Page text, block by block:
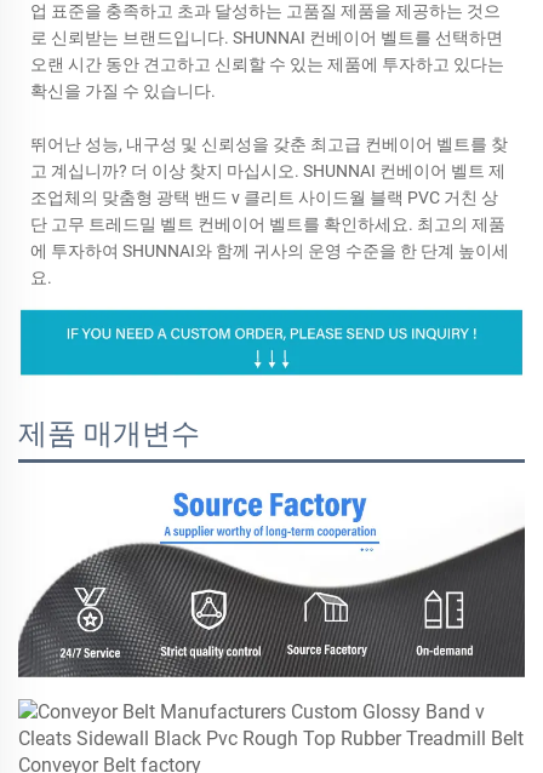
업 표준을 충족하고 초과 달성하는 고품질 제품을 제공하는 것으
로 신뢰받는 브랜드입니다. SHUNNAI 컨베이어 벨트를 선택하면
오랜 시간 동안 견고하고 신뢰할 수 있는 제품에 투자하고 있다는
확신을 가질 수 있습니다.
뛰어난 성능, 내구성 및 신뢰성을 갖춘 최고급 컨베이어 벨트를 찾
고 계십니까? 더 이상 찾지 마십시오. SHUNNAI 컨베이어 벨트 제
조업체의 맞춤형 광택 밴드 v 클리트 사이드월 블랙 PVC 거친 상
단 고무 트레드밀 벨트 컨베이어 벨트를 확인하세요. 최고의 제품
에 투자하여 SHUNNAI와 함께 귀사의 운영 수준을 한 단계 높이세
요.
제품 매개변수